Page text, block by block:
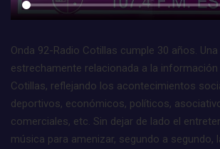
Onda 92-Radio Cotillas cumple 30 años.
estrechamente relacionada a la
Cotillas, reflejando los acontecimientos
deportivos, económicos, políticos,
comerciales, etc. Sin dejar de lado el
música para amenizar, segundo a segundo,